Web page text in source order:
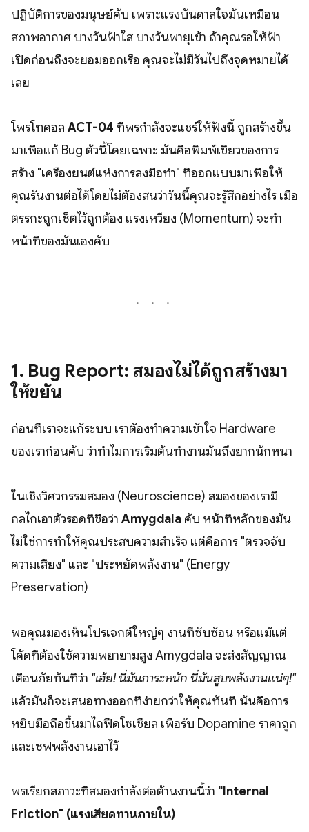
ปฏิบัติการของมนุษย์คับ เพราะแรงบันดาลใจมันเหมือน
สภาพอากาศ บางวันฟ้าใส บางวันพายุเข้า ถ้าคุณรอให้ฟ้า
เปิดก่อนถึงจะยอมออกเรือ คุณจะไม่มีวันไปถึงจุดหมายได้
เลย
โพรโทคอล ACT-04 ที่พรกำลังจะแชร์ให้ฟังนี้ ถูกสร้างขึ้น
มาเพื่อแก้ Bug ตัวนี้โดยเฉพาะ มันคือพิมพ์เขียวของการ
สร้าง "เครื่องยนต์แห่งการลงมือทำ" ที่ออกแบบมาเพื่อให้
คุณรันงานต่อได้โดยไม่ต้องสนว่าวันนี้คุณจะรู้สึกอย่างไร เมื่อ
ตรรกะถูกเซ็ตไว้ถูกต้อง แรงเหวี่ยง (Momentum) จะทำ
หน้าที่ของมันเองคับ
1. Bug Report: สมองไม่ได้ถูกสร้างมา
ให้ขยัน
ก่อนที่เราจะแก้ระบบ เราต้องทำความเข้าใจ Hardware
ของเราก่อนคับ ว่าทำไมการเริ่มต้นทำงานมันถึงยากนักหนา
ในเชิงวิศวกรรมสมอง (Neuroscience) สมองของเรามี
กลไกเอาตัวรอดที่ชื่อว่า Amygdala คับ หน้าที่หลักของมัน
ไม่ใช่การทำให้คุณประสบความสำเร็จ แต่คือการ "ตรวจจับ
ความเสี่ยง" และ "ประหยัดพลังงาน" (Energy
Preservation)
พอคุณมองเห็นโปรเจกต์ใหญ่ๆ งานที่ซับซ้อน หรือแม้แต่
โค้ดที่ต้องใช้ความพยายามสูง Amygdala จะส่งสัญญาณ
เตือนภัยทันทีว่า "เฮ้ย! นี่มันภาระหนัก นี่มันสูบพลังงานแน่ๆ!"
แล้วมันก็จะเสนอทางออกที่ง่ายกว่าให้คุณทันที นั่นคือการ
หยิบมือถือขึ้นมาไถฟีดโซเชียล เพื่อรับ Dopamine ราคาถูก
และเซฟพลังงานเอาไว้
พรเรียกสภาวะที่สมองกำลังต่อต้านงานนี้ว่า "Internal
Friction" (แรงเสียดทานภายใน)